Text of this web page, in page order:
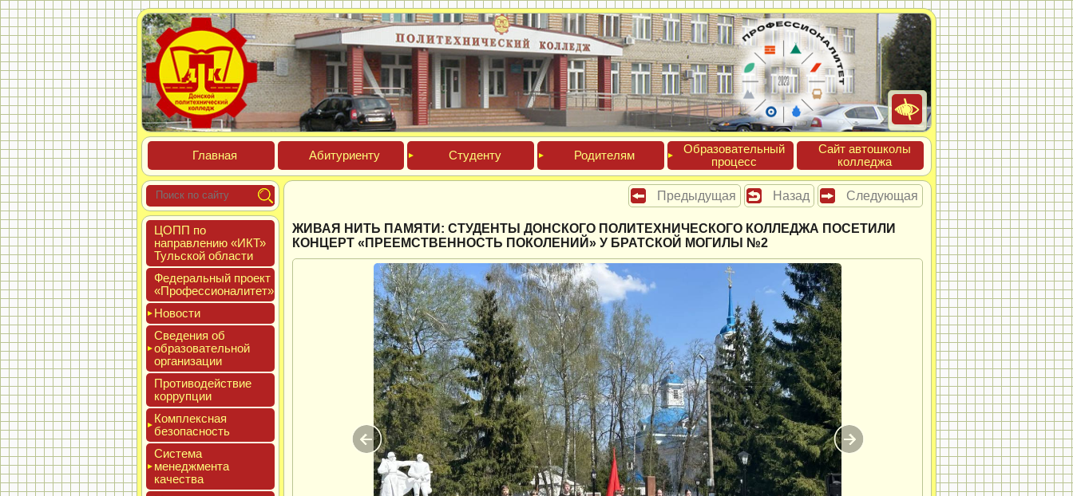
Глав­ная Аби­тури­ен­ту Сту­ден­ту Роди­телям
Обра­зова­тель­ный
про­цесс
Сайт ав­тошко­лы
кол­леджа
ЦОПП по
нап­равле­нию «ИКТ»
Туль­ской об­ласти
Феде­раль­ный про­ект
«Про­фес­си­она­литет»
Новос­ти
Све­дения об
об­ра­зова­тель­ной
ор­га­низа­ции
Про­тиво­дей­ствие
кор­рупции
Ком­плексная
бе­зопас­ность
Сис­те­ма
ме­нед­жмен­та
ка­чес­тва
Предыдущая Назад Следующая
ЖИВАЯ НИТЬ ПАМЯТИ: СТУДЕНТЫ ДОНСКОГО ПОЛИТЕХНИЧЕСКОГО КОЛЛЕДЖА ПОСЕТИЛИ
КОНЦЕРТ «ПРЕЕМСТВЕННОСТЬ ПОКОЛЕНИЙ» У БРАТСКОЙ МОГИЛЫ №2